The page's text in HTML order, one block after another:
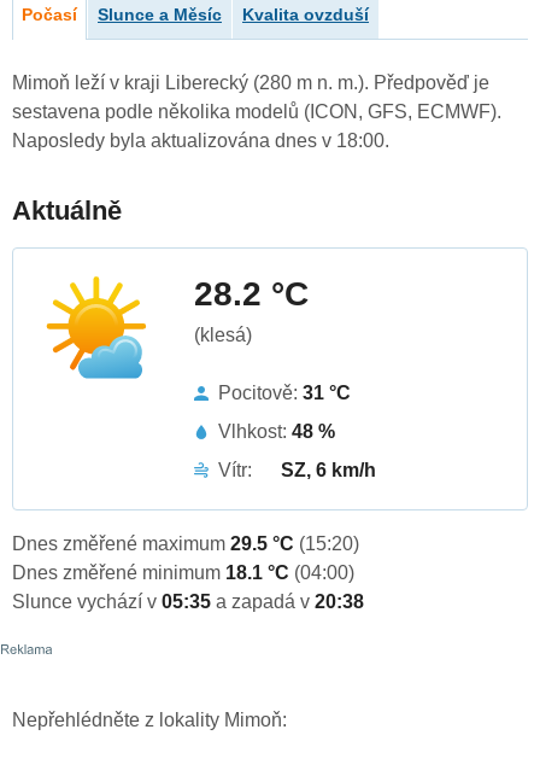
Počasí Slunce a Měsíc Kvalita ovzduší
Mimoň leží v kraji Liberecký (280 m n. m.). Předpověď je
sestavena podle několika modelů (ICON, GFS, ECMWF).
Naposledy byla aktualizována dnes v 18:00.
Aktuálně
28.2 °C
(klesá)
Pocitově: 31 °C
Vlhkost: 48 %
Vítr:
SZ, 6 km/h
Dnes změřené maximum 29.5 °C (15:20)
Dnes změřené minimum 18.1 °C (04:00)
Slunce vychází v 05:35 a zapadá v 20:38
Nepřehlédněte z lokality Mimoň: